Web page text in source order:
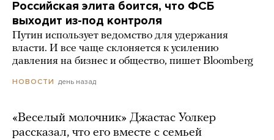
Российская элита боится, что ФСБ
выходит из-под контроля
Путин использует ведомство для удержания
власти. И все чаще склоняется к усилению
давления на бизнес и общество, пишет Bloomberg
НОВОСТИ день назад
«Веселый молочник» Джастас Уолкер
рассказал, что его вместе с семьей